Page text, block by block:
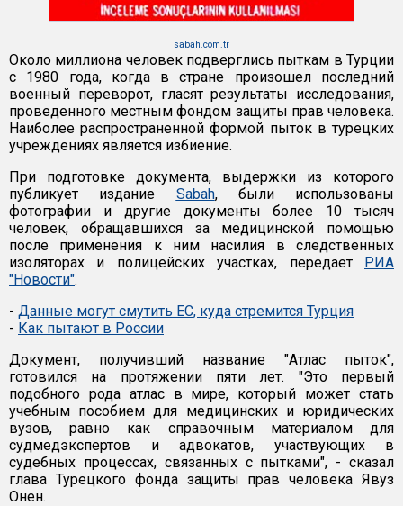
sabah.com.tr
Около миллиона человек подверглись пыткам в Турции
с 1980 года, когда в стране произошел последний
военный переворот, гласят результаты исследования,
проведенного местным фондом защиты прав человека.
Наиболее распространенной формой пыток в турецких
учреждениях является избиение.
При подготовке документа, выдержки из которого
публикует издание Sabah, были использованы
фотографии и другие документы более 10 тысяч
человек, обращавшихся за медицинской помощью
после применения к ним насилия в следственных
изоляторах и полицейских участках, передает РИА
"Новости".
- Данные могут смутить ЕС, куда стремится Турция
- Как пытают в России
Документ, получивший название "Атлас пыток",
готовился на протяжении пяти лет. "Это первый
подобного рода атлас в мире, который может стать
учебным пособием для медицинских и юридических
вузов, равно как справочным материалом для
судмедэкспертов и адвокатов, участвующих в
судебных процессах, связанных с пытками", - сказал
глава Турецкого фонда защиты прав человека Явуз
Онен.